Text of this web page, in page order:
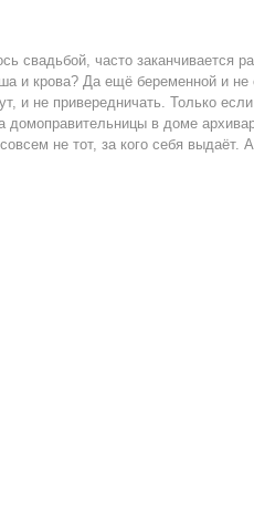
свадьбой, часто заканчивается
и крова? Да ещё беременной и не
и не привередничать. Только
в доме
не тот, за кого себя выдаёт.